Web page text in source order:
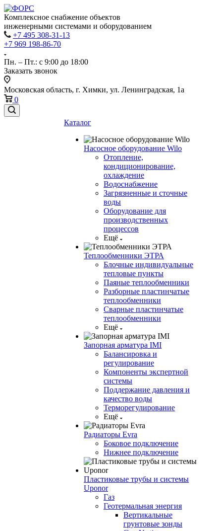
Комплексное снабжение объектов
инженерными системами и оборудованием
+7 495 308-31-13
+7 969 198-86-70
Пн. – Пт.: с 9:00 до 18:00
Заказать звонок
Московская область, г. Химки, ул. Ленинградская, 1а
0
Каталог
Насосное оборудование Wilo
Отопление,
кондиционирование,
охлаждение
Водоснабжение
Загрязненные и сточные
воды
Оборудование для
производственных
процессов
Ещё
Теплообменники ЭТРА
Блочные индивидуальные
тепловые пункты
Паяные теплообменники
Разборные пластинчатые
теплообменники
Сварные пластинчатые
теплообменники
Ещё
Запорная арматура IMI
Балансировка и
регулирование
Компоненты экспертной
системы
Поддержание давления и
качество воды
Терморегулирование
Ещё
Радиаторы Evra
Боковое подключение
Нижнее подключение
Пластиковые трубы и системы
Uponor
Газ
Геотермальная энергия
Вертикальные
грунтовые зонды